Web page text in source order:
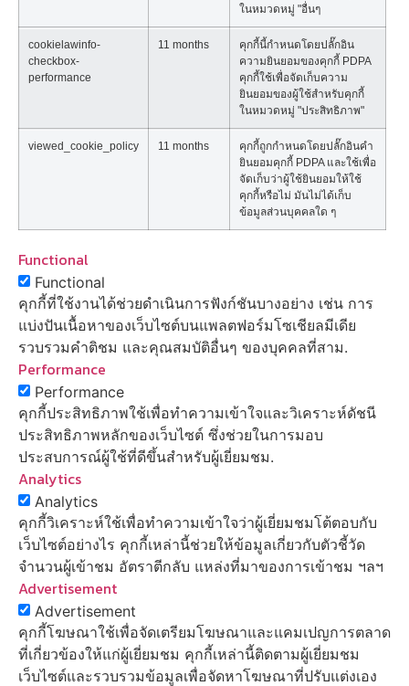
ในหมวดหมู่ "อื่นๆ
cookielawinfo-
checkbox-
performance
11 months
คุกกี้นี้กำหนดโดยปลั๊กอิน
ความยินยอมของคุกกี้ PDPA
คุกกี้ใช้เพื่อจัดเก็บความ
ยินยอมของผู้ใช้สำหรับคุกกี้
ในหมวดหมู่ "ประสิทธิภาพ"
viewed_cookie_policy 11 months
คุกกี้ถูกกำหนดโดยปลั๊กอินคำ
ยินยอมคุกกี้ PDPA และใช้เพื่อ
จัดเก็บว่าผู้ใช้ยินยอมให้ใช้
คุกกี้หรือไม่ มันไม่ได้เก็บ
ข้อมูลส่วนบุคคลใด ๆ
Functional
Functional
คุกกี้ที่ใช้งานได้ช่วยดำเนินการฟังก์ชันบางอย่าง เช่น การ
แบ่งปันเนื้อหาของเว็บไซต์บนแพลตฟอร์มโซเชียลมีเดีย
รวบรวมคำติชม และคุณสมบัติอื่นๆ ของบุคคลที่สาม.
Performance
Performance
คุกกี้ประสิทธิภาพใช้เพื่อทำความเข้าใจและวิเคราะห์ดัชนี
ประสิทธิภาพหลักของเว็บไซต์ ซึ่งช่วยในการมอบ
ประสบการณ์ผู้ใช้ที่ดีขึ้นสำหรับผู้เยี่ยมชม.
Analytics
Analytics
คุกกี้วิเคราะห์ใช้เพื่อทำความเข้าใจว่าผู้เยี่ยมชมโต้ตอบกับ
เว็บไซต์อย่างไร คุกกี้เหล่านี้ช่วยให้ข้อมูลเกี่ยวกับตัวชี้วัด
จำนวนผู้เข้าชม อัตราตีกลับ แหล่งที่มาของการเข้าชม ฯลฯ
Advertisement
Advertisement
คุกกี้โฆษณาใช้เพื่อจัดเตรียมโฆษณาและแคมเปญการตลาด
ที่เกี่ยวข้องให้แก่ผู้เยี่ยมชม คุกกี้เหล่านี้ติดตามผู้เยี่ยมชม
เว็บไซต์และรวบรวมข้อมูลเพื่อจัดหาโฆษณาที่ปรับแต่งเอง